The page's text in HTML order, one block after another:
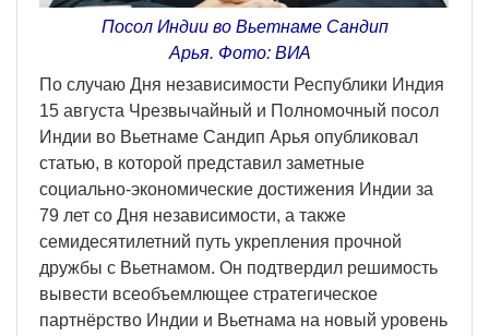
Посол Индии во Вьетнаме Сандип
Арья. Фото: ВИА
По случаю Дня независимости Республики Индия
15 августа Чрезвычайный и Полномочный посол
Индии во Вьетнаме Сандип Арья опубликовал
статью, в которой представил заметные
социально-экономические достижения Индии за
79 лет со Дня независимости, а также
семидесятилетний путь укрепления прочной
дружбы с Вьетнамом. Он подтвердил решимость
вывести всеобъемлющее стратегическое
партнёрство Индии и Вьетнама на новый уровень